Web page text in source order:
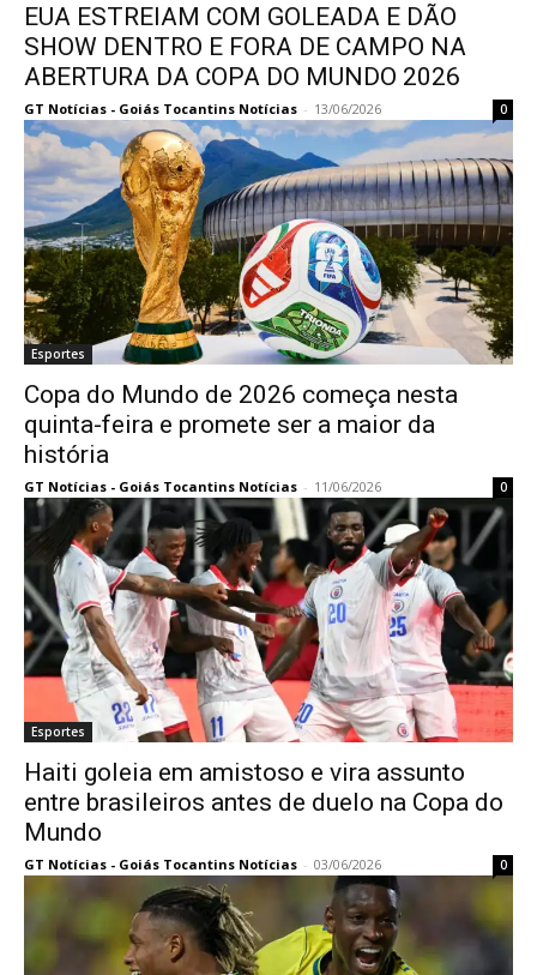
EUA ESTREIAM COM GOLEADA E DÃO
SHOW DENTRO E FORA DE CAMPO NA
ABERTURA DA COPA DO MUNDO 2026
GT Notícias - Goiás Tocantins Notícias - 13/06/2026 0
Esportes
Copa do Mundo de 2026 começa nesta
quinta-feira e promete ser a maior da
história
GT Notícias - Goiás Tocantins Notícias - 11/06/2026 0
Esportes
Haiti goleia em amistoso e vira assunto
entre brasileiros antes de duelo na Copa do
Mundo
GT Notícias - Goiás Tocantins Notícias - 03/06/2026 0